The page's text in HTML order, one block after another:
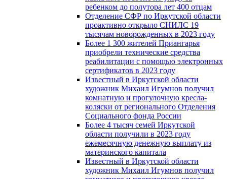
ребенком до полутора лет 400 отцам
Отделение СФР по Иркутской области
проактивно открыло СНИЛС 19
тысячам новорожденных в 2023 году
Более 1 300 жителей Приангарья
приобрели технические средства
реабилитации с помощью электронных
сертификатов в 2023 году
Известный в Иркутской области
художник Михаил Игумнов получил
комнатную и прогулочную кресла-
коляски от регионального Отделения
Социального фонда России
Более 4 тысяч семей Иркутской
области получили в 2023 году
ежемесячную денежную выплату из
материнского капитала
Известный в Иркутской области
художник Михаил Игумнов получил